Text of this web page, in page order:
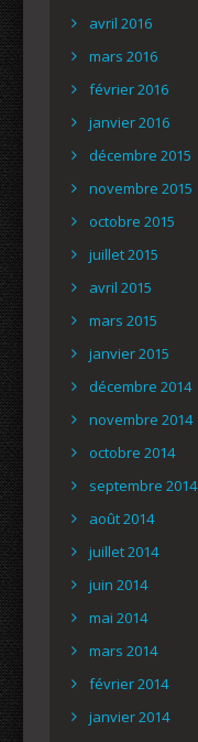
avril 2016
mars 2016
février 2016
janvier 2016
décembre 2015
novembre 2015
octobre 2015
juillet 2015
avril 2015
mars 2015
janvier 2015
décembre 2014
novembre 2014
octobre 2014
septembre 2014
août 2014
juillet 2014
juin 2014
mai 2014
mars 2014
février 2014
janvier 2014